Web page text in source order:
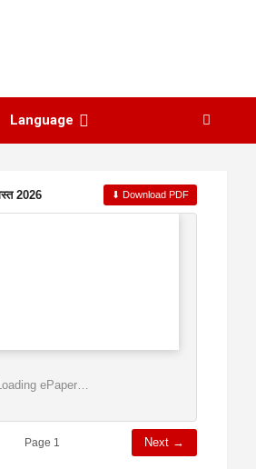
Language
2026 ⬇ Download PDF
ePaper…
Page 1 Next →